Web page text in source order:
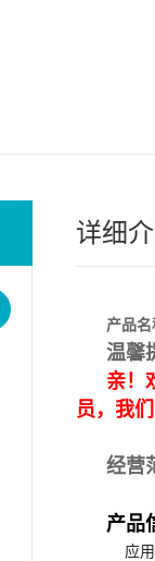
详细
产品
温馨
亲！
员，我
经营
产品
应